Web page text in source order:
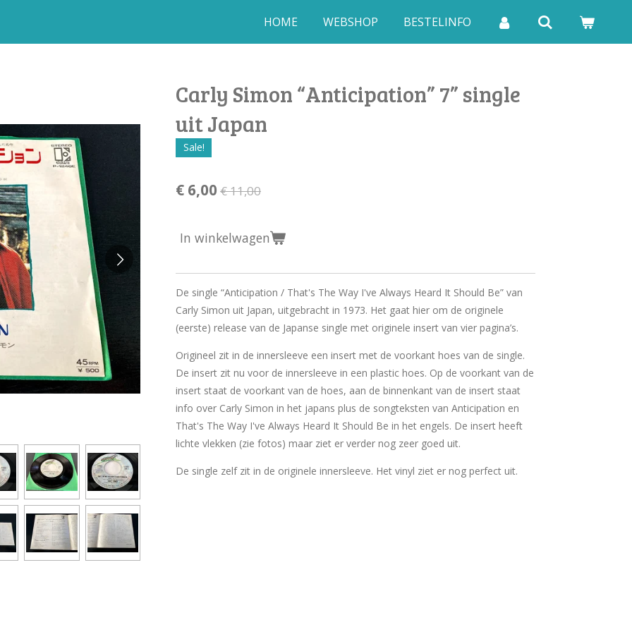
HOME WEBSHOP BESTELINFO
Carly Simon “Anticipation” 7” single
uit Japan
Sale!
€ 6,00 € 11,00
In winkelwagen
De single “Anticipation / That's The Way I've Always Heard It Should Be” van
Carly Simon uit Japan, uitgebracht in 1973. Het gaat hier om de originele
(eerste) release van de Japanse single met originele insert van vier pagina’s.
Origineel zit in de innersleeve een insert met de voorkant hoes van de single.
De insert zit nu voor de innersleeve in een plastic hoes. Op de voorkant van de
insert staat de voorkant van de hoes, aan de binnenkant van de insert staat
info over Carly Simon in het japans plus de songteksten van Anticipation en
That's The Way I've Always Heard It Should Be in het engels. De insert heeft
lichte vlekken (zie fotos) maar ziet er verder nog zeer goed uit.
De single zelf zit in de originele innersleeve. Het vinyl ziet er nog perfect uit.